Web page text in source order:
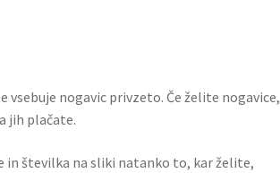
vsebuje nogavic privzeto. Če želite nogavice,
jih plačate.
in številka na sliki natanko to, kar želite,